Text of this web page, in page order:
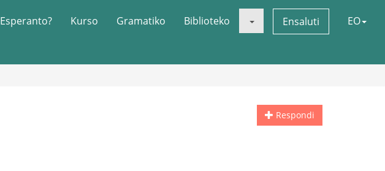
Esperanto? Kurso Gramatiko Biblioteko Ensaluti EO
Respondi